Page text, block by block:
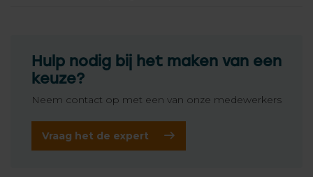
Hulp nodig bij het maken van een
keuze?
Neem contact op met een van onze medewerkers
Vraag het de expert